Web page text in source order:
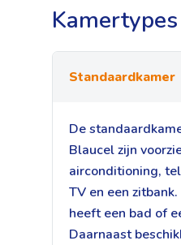
Kamertypes
Standaardkamer
De
Blaucel zijn
airconditioning,
TV en een
heeft een bad of
Daarnaast